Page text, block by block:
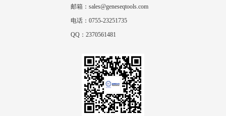
邮箱：sales@geneseqtools.com
电话：0755-23251735
QQ：2370561481